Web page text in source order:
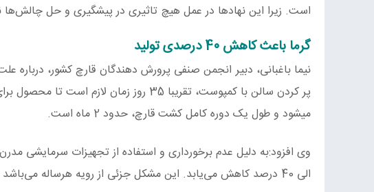
است. زیرا این نهادها در عمل هیچ تاثیری در پیشگیری و حل چالش‌ها
گرما باعث کاهش 40 درصدی تولید
نیما باغبانی، دبیر انجمن صنفی پرورش‌ دهندگان قارچ‌ کشور،
میشود و طول یک دوره کامل کشت قارچ، حدود 2 ماه است.
الی 40 درصد کاهش می‌یابد. این مشکل جزئی از رویه هرساله می‌باشد و فقط مربوط به سال جاری نیست.